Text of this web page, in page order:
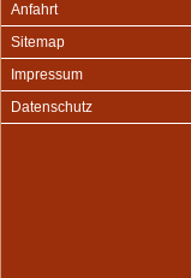
Anfahrt
Sitemap
Impressum
Datenschutz